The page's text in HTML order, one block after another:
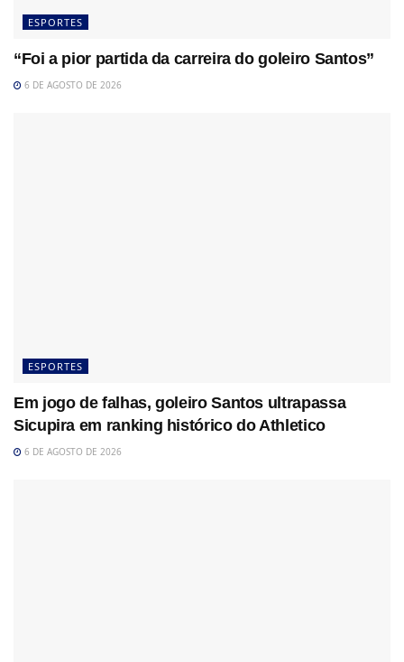
ESPORTES
“Foi a pior partida da carreira do goleiro Santos”
6 DE AGOSTO DE 2026
ESPORTES
Em jogo de falhas, goleiro Santos ultrapassa
Sicupira em ranking histórico do Athletico
6 DE AGOSTO DE 2026